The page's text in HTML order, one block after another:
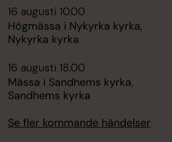
16 augusti 10.00
Högmässa i Nykyrka kyrka,
Nykyrka kyrka
16 augusti 18.00
Mässa i Sandhems kyrka,
Sandhems kyrka
Se fler kommande händelser